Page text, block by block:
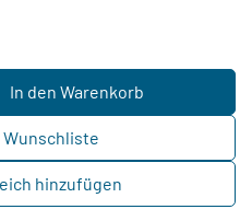
In den Warenkorb
hinzufügen
Wunschliste